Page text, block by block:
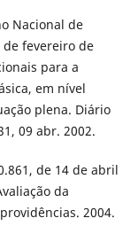
Nacional de
de fevereiro de
para a
em nível
plena. Diário
09 abr. 2002.
de 14 de abril
da
2004.